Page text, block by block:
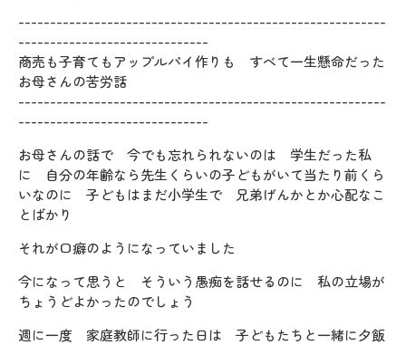
----------------------------------------------------------
------------------------------
商売も子育てもアップルパイ作りも すべて一生懸命だった
お母さんの苦労話
----------------------------------------------------------
------------------------------
お母さんの話で 今でも忘れられないのは 学生だった私
に 自分の年齢なら先生くらいの子どもがいて当たり前くら
いなのに 子どもはまだ小学生で 兄弟げんかとか心配なこ
とばかり
それが口癖のようになっていました
今になって思うと そういう愚痴を話せるのに 私の立場が
ちょうどよかったのでしょう
週に一度 家庭教師に行った日は 子どもたちと一緒に夕飯